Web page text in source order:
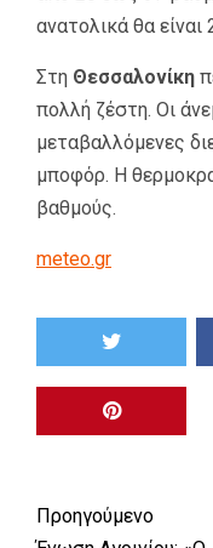
ανατολικά θα
Στη Θεσσαλονίκη
πολλή ζέστη. Οι
μεταβαλλόμενες
μποφόρ. Η
βαθμούς.
meteo.gr
Προηγούμενο